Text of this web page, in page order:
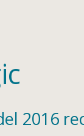
2016